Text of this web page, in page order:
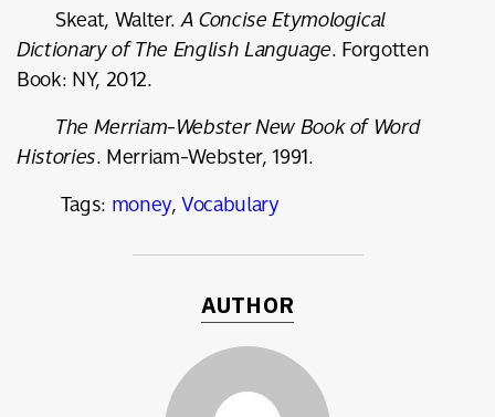
Skeat, Walter.A Concise Etymological
Dictionary of The English Language. Forgotten
Book: NY, 2012.
The Merriam-Webster New Book of Word
Histories. Merriam-Webster, 1991.
Tags: money,Vocabulary
AUTHOR